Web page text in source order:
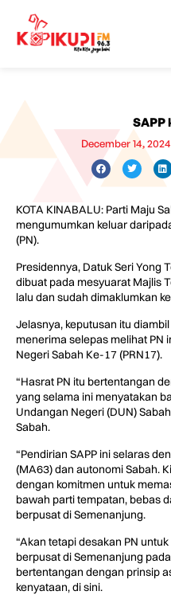
SAPP
December 14, 2024
KOTA KINABALU: Parti Maju
mengumumkan keluar
(PN).
Presidennya, Datuk Seri Yong
dibuat pada mesyuarat Majlis
lalu dan sudah dimaklumkan
Jelasnya, keputusan itu
menerima selepas melihat PN
Negeri Sabah Ke-17 (PRN17).
“Hasrat PN itu bertentangan
yang selama ini menyatakan
Undangan Negeri (DUN)
Sabah.
“Pendirian SAPP ini selaras
(MA63) dan autonomi Sabah.
dengan komitmen untuk
bawah parti tempatan, bebas
berpusat di Semenanjung.
“Akan tetapi desakan PN
berpusat di Semenanjung
bertentangan dengan prinsip
kenyataan, di sini.